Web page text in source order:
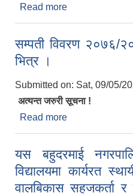
Read more
सम्पती विवरण २०७६/
भित्र ।
Submitted on: Sat, 09/05/
अत्यन्त जरुरी सूचना !
Read more
यस बहुदरमाई
विद्यालयमा कार्यरत
वालबिकास सहजकर्ता र